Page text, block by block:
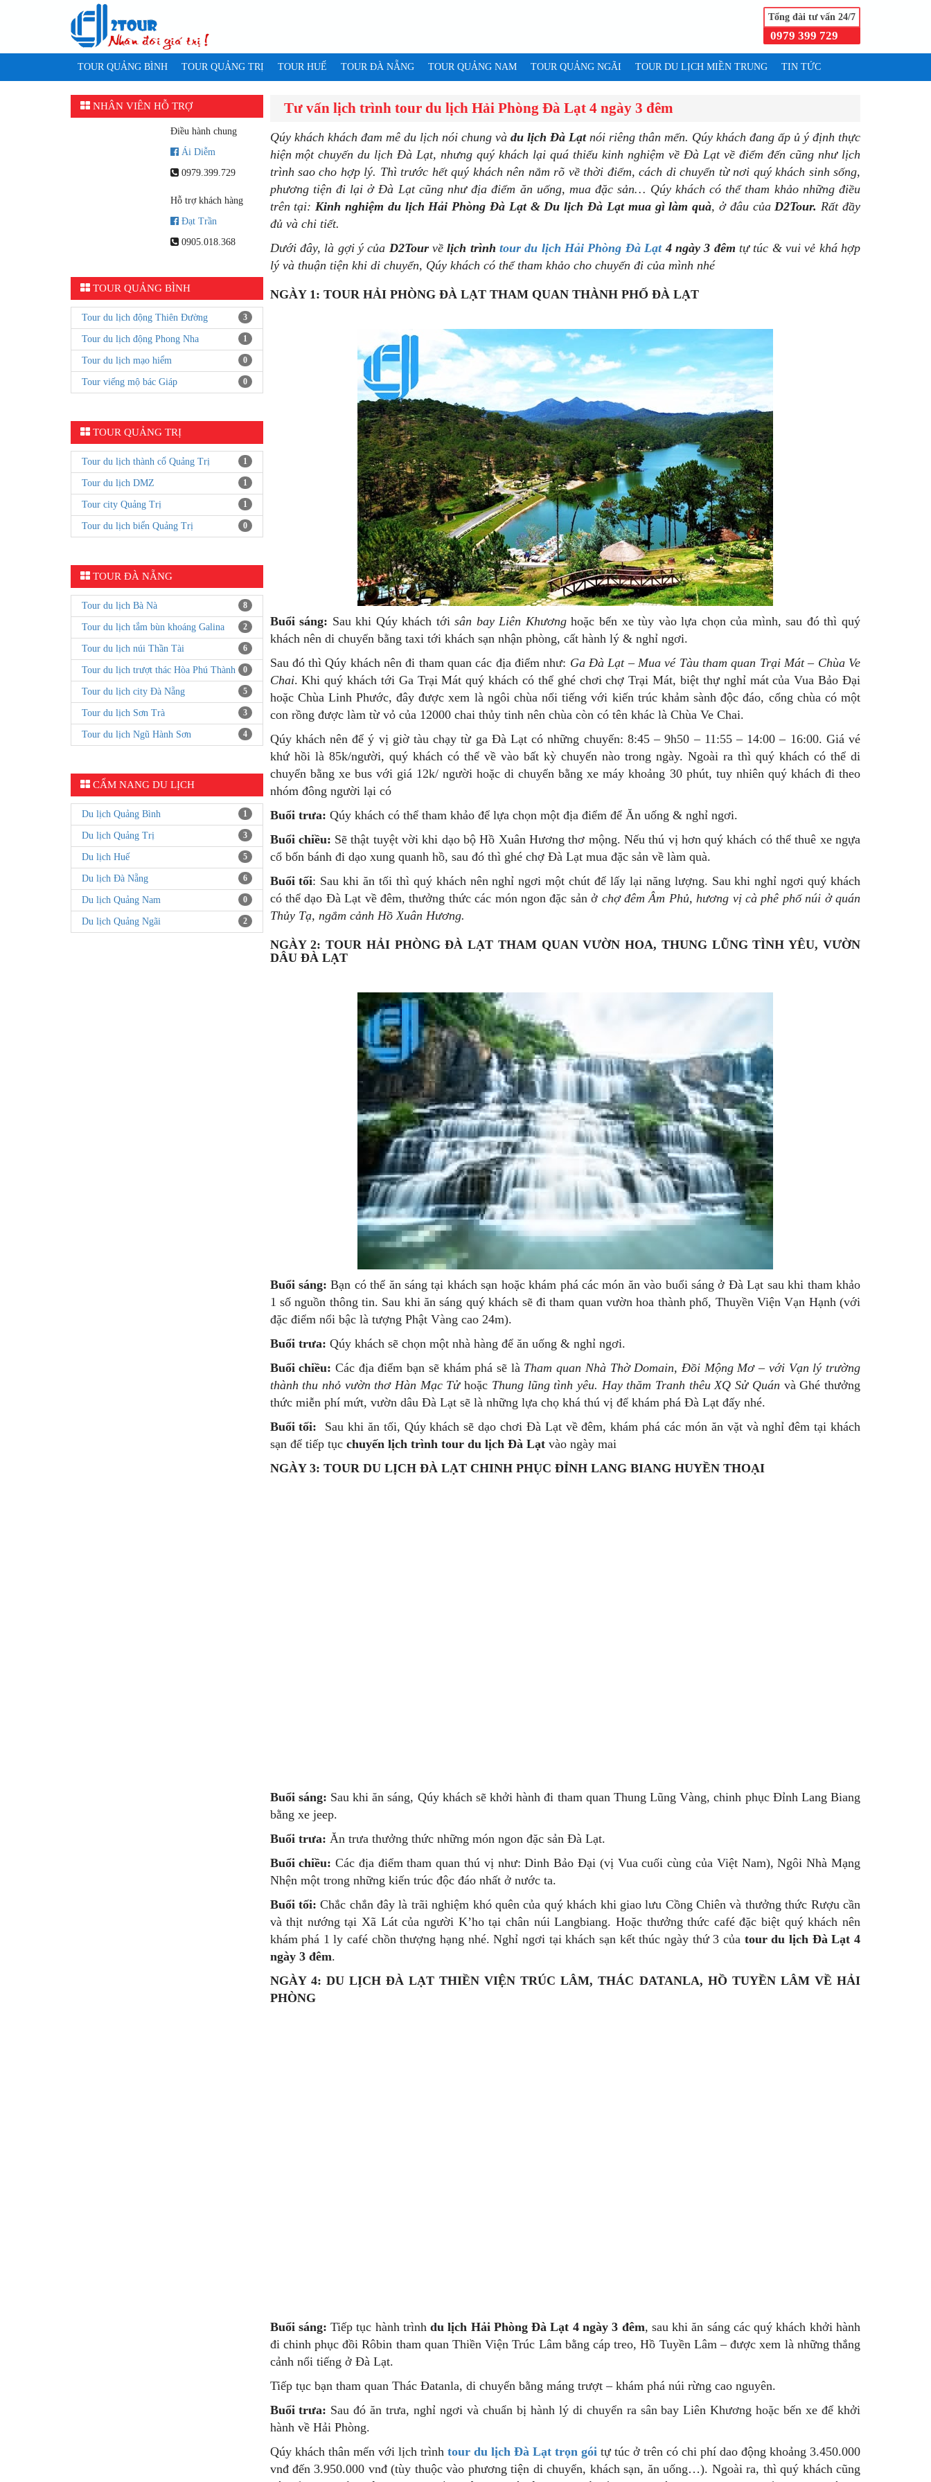
Tổng đài tư vấn 24/7
0979 399 729
TOUR QUẢNG BÌNH TOUR QUẢNG TRỊ TOUR HUẾ TOUR ĐÀ NẴNG TOUR QUẢNG NAM TOUR QUẢNG NGÃI TOUR DU LỊCH MIỀN TRUNG TIN TỨC
Tư vấn lịch trình tour du lịch Hải Phòng Đà Lạt 4 ngày 3 đêm
Qúykhách khách đam mê du lịch nói chung và du lịch Đà Lạtnói riêng thân mến. Qúy khách đang ấp ủ ý định thực
hiện một chuyến du lịch Đà Lạt, nhưng quý khách lại quá thiểu kinh nghiệm về Đà Lạt về điểm đến cũng như lịch
trình sao cho hợp lý. Thì trước hết quý khách nên nắm rõ về thời điểm, cách di chuyển từ nơi quý khách sinh sống,
phương tiện đi lại ở Đà Lạt cũng như địa điểm ăn uống, mua đặc sản… Qúy khách có thể tham khảo những điều
trên tại:Kinh nghiệm du lịch Hải Phòng Đà Lạt & Du lịch Đà Lạt mua gì làm quà, ở đâu củaD2Tour. Rất đầy
đủ và chi tiết.
Dưới đây, là gợi ý của D2Tourvềlịch trìnhtour du lịch Hải Phòng Đà Lạt 4 ngày 3 đêm tự túc & vui vẻ khá hợp
lý và thuận tiện khi di chuyển, Qúy khách có thể tham khảo cho chuyến đi của mình nhé
NGÀY 1: TOUR HẢI PHÒNG ĐÀ LẠT THAM QUAN THÀNH PHỐ ĐÀ LẠT
Buổi sáng: Sau khi Qúy khách tớisân bay Liên Khươnghoặc bến xe tùy vào lựa chọn của mình, sau đó thì quý
khách nên di chuyển bằng taxi tới khách sạn nhận phòng, cất hành lý & nghỉ ngơi.
Sau đó thì Qúy khách nên đi tham quan các địa điểm như: Ga Đà Lạt – Mua vé Tàu tham quan Trại Mát – Chùa Ve
Chai. Khi quý khách tới Ga Trại Mát quý khách có thể ghé chơi chợ Trại Mát, biệt thự nghỉ mát của Vua Bảo Đại
hoặc Chùa Linh Phước, đây được xem là ngôi chùa nổi tiếng với kiến trúc khảm sành độc đáo, cổng chùa có một
con rồng được làm từ vỏ của 12000 chai thủy tinh nên chùa còn có tên khác là Chùa Ve Chai.
Qúy khách nên để ý vị giờ tàu chạy từ ga Đà Lạt có những chuyến: 8:45 – 9h50 – 11:55 – 14:00 – 16:00. Giá vé
khứ hồi là 85k/người, quý khách có thể về vào bất kỳ chuyến nào trong ngày. Ngoài ra thì quý khách có thể di
chuyển bằng xe bus với giá 12k/ người hoặc di chuyển bằng xe máy khoảng 30 phút, tuy nhiên quý khách đi theo
nhóm đông người lại có
Buổi trưa: Qúy khách có thể tham khảo để lựa chọn một địa điểm để Ăn uống & nghỉ ngơi.
Buổi chiều: Sẽ thật tuyệt vời khi dạo bộ Hồ Xuân Hương thơ mộng. Nếu thú vị hơn quý khách có thể thuê xe ngựa
cổ bốn bánh đi dạo xung quanh hồ, sau đó thì ghé chợ Đà Lạt mua đặc sản về làm quà.
Buổi tối: Sau khi ăn tối thì quý khách nên nghỉ ngơi một chút để lấy lại năng lượng. Sau khi nghỉ ngơi quý khách
có thể dạo Đà Lạt về đêm, thưởng thức các món ngon đặc sản ở chợ đêm Âm Phủ, hương vị cà phê phố núi ở quán
Thủy Tạ, ngắm cảnh Hồ Xuân Hương.
NGÀY 2: TOUR HẢI PHÒNG ĐÀ LẠT THAM QUAN VƯỜN HOA, THUNG LŨNG TÌNH YÊU, VƯỜN
DÂU ĐÀ LẠT
Buổi sáng: Bạn có thể ăn sáng tại khách sạn hoặc khám phá các món ăn vào buổi sáng ở Đà Lạt sau khi tham khảo
1 số nguồn thông tin. Sau khi ăn sáng quý khách sẽ đi tham quan vườn hoa thành phố, Thuyền Viện Vạn Hạnh (với
đặc điểm nổi bậc là tượng Phật Vàng cao 24m).
Buổi trưa: Qúy khách sẽ chọn một nhà hàng để ăn uống & nghỉ ngơi.
Buổi chiều: Các địa điểm bạn sẽ khám phá sẽ là Tham quan Nhà Thờ Domain, Đồi Mộng Mơ – với Vạn lý trường
thành thu nhỏ vườn thơ Hàn Mạc Tửhoặc Thung lũng tình yêu. Hay thăm Tranh thêu XQ Sử Quán và Ghé thưởng
thức miễn phí mứt, vườn dâu Đà Lạt sẽ là những lựa chọ khá thú vị để khám phá Đà Lạt đấy nhé.
Buổi tối:
Sau khi ăn tối, Qúy khách sẽ dạo chơi Đà Lạt về đêm, khám phá các món ăn vặt và nghỉ đêm tại khách
sạn để tiếp tục chuyến lịch trình tour du lịch Đà Lạt vào ngày mai
NGÀY 3: TOUR DU LỊCH ĐÀ LẠT CHINH PHỤC ĐỈNH LANG BIANG HUYỀN THOẠI
Buổi sáng: Sau khi ăn sáng, Qúy khách sẽ khởi hành đi tham quan Thung Lũng Vàng, chinh phục Đỉnh Lang Biang
bằng xe jeep.
Buổi trưa: Ăn trưa thưởng thức những món ngon đặc sản Đà Lạt.
Buổi chiều: Các địa điểm tham quan thú vị như: Dinh Bảo Đại (vị Vua cuối cùng của Việt Nam), Ngôi Nhà Mạng
Nhện một trong những kiến trúc độc đáo nhất ở nước ta.
Buổi tối: Chắc chắn đây là trãi nghiệm khó quên của quý khách khi giao lưu Cồng Chiên và thưởng thức Rượu cần
và thịt nướng tại Xã Lát của người K’ho tại chân núi Langbiang. Hoặc thưởng thức café đặc biệt quý khách nên
khám phá 1 ly café chồn thượng hạng nhé. Nghỉ ngơi tại khách sạn kết thúc ngày thứ 3 của tour du lịch Đà Lạt 4
ngày 3 đêm.
NGÀY 4: DU LỊCH ĐÀ LẠT THIỀN VIỆN TRÚC LÂM, THÁC DATANLA, HỒ TUYỀN LÂM VỀ HẢI
PHÒNG
Buổi sáng: Tiếp tục hành trìnhdu lịch Hải Phòng Đà Lạt 4 ngày 3 đêm, sau khi ăn sáng các quý khách khởi hành
đi chinh phục đồi Rôbin tham quan Thiền Viện Trúc Lâm bằng cáp treo, Hồ Tuyền Lâm – được xem là những thắng
cảnh nổi tiếng ở Đà Lạt.
Tiếp tục bạn tham quan Thác Đatanla, di chuyển bằng máng trượt – khám phá núi rừng cao nguyên.
Buổi trưa: Sau đó ăn trưa, nghỉ ngơi và chuẩn bị hành lý di chuyển ra sân bay Liên Khương hoặc bến xe để khởi
hành về Hải Phòng.
Qúy khách thân mến với lịch trình tour du lịch Đà Lạt trọn góitự túc ở trên có chi phí dao động khoảng 3.450.000
vnđ đến 3.950.000 vnđ (tùy thuộc vào phương tiện di chuyển, khách sạn, ăn uống…). Ngoài ra, thì quý khách cũng
NHÂN VIÊN HỖ TRỢ
Điều hành chung
Ái Diễm
0979.399.729
Hỗ trợ khách hàng
Đạt Trần
0905.018.368
TOUR QUẢNG BÌNH
Tour du lịch động Thiên Đường 3
Tour du lịch động Phong Nha 1
Tour du lịch mạo hiểm 0
Tour viếng mộ bác Giáp 0
TOUR QUẢNG TRỊ
Tour du lịch thành cổ Quảng Trị 1
Tour du lịch DMZ 1
Tour city Quảng Trị 1
Tour du lịch biển Quảng Trị 0
TOUR ĐÀ NẴNG
Tour du lịch Bà Nà 8
Tour du lịch tắm bùn khoáng Galina 2
Tour du lịch núi Thần Tài 6
Tour du lịch trượt thác Hòa Phú Thành 0
Tour du lịch city Đà Nẵng 5
Tour du lịch Sơn Trà 3
Tour du lịch Ngũ Hành Sơn 4
CẨM NANG DU LỊCH
Du lịch Quảng Bình 1
Du lịch Quảng Trị 3
Du lịch Huế 5
Du lịch Đà Nẵng 6
Du lịch Quảng Nam 0
Du lịch Quảng Ngãi 2